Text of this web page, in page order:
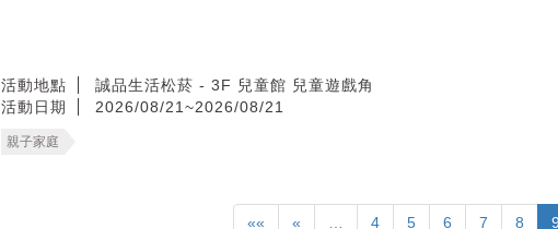
活動地點
誠品生活松菸 - 3F 兒童館 兒童遊戲角
活動日期
2026/08/21~2026/08/21
親子家庭
«« « 4 5 6 7 8 9